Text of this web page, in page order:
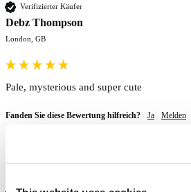
Verifizierter Käufer
Debz Thompson
London, GB
Pale, mysterious and super cute
Fanden Sie diese Bewertung hilfreich? Ja Melden